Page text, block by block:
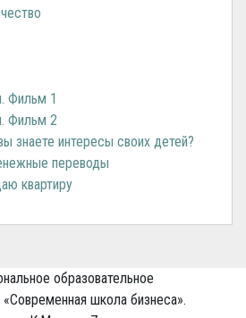
Фильм 1
Фильм 2
знаете интересы своих детей?
переводы
квартиру
образовательное
школа бизнеса».